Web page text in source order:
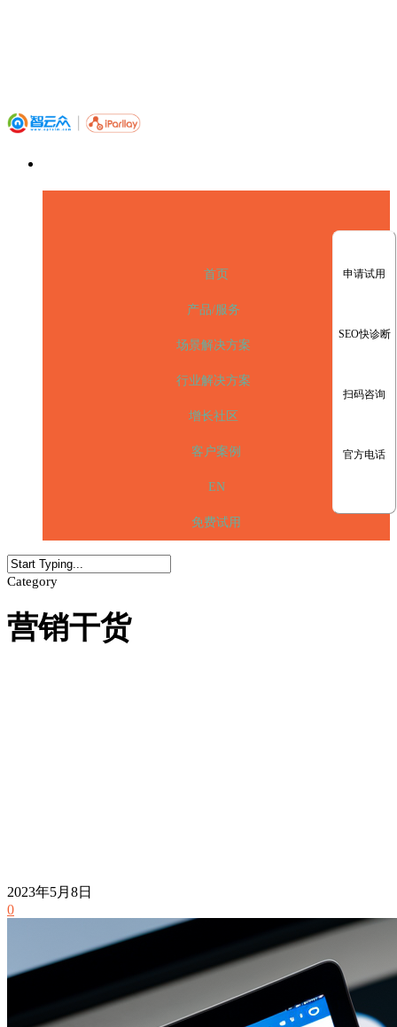
首页
产品/服务
场景解决方案
行业解决方案
增长社区
客户案例
EN
免费试用
Category
营销干货
2023年5月8日
0
申请试用
SEO快诊断
扫码咨询
官方电话